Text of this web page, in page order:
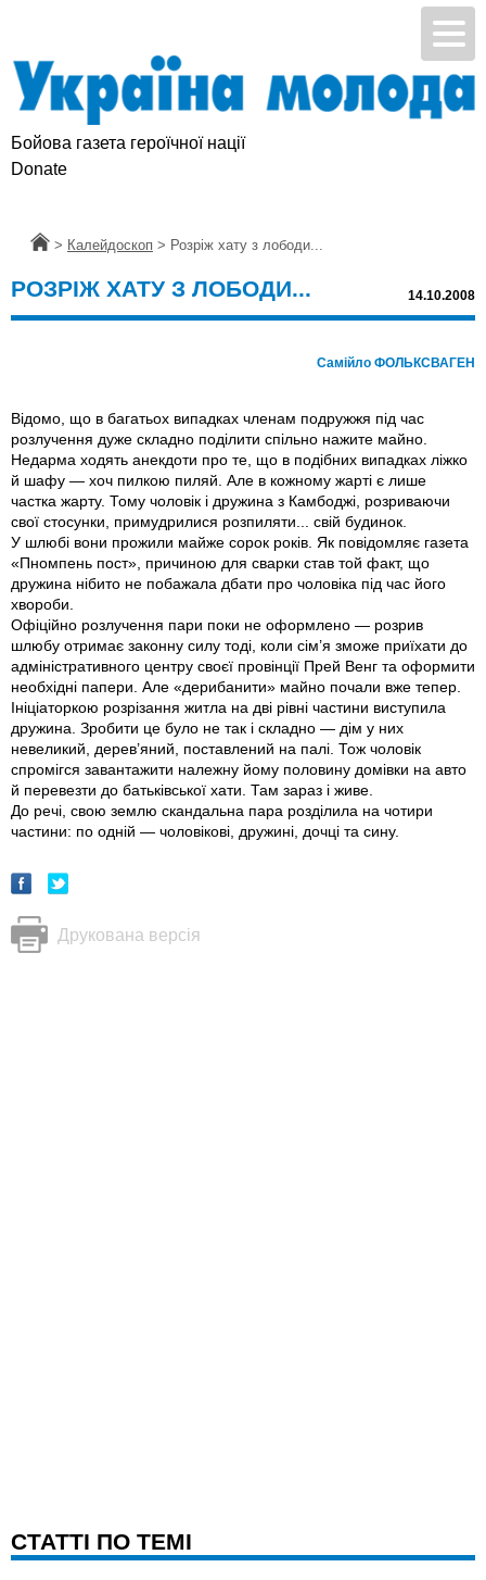
Бойова газета героїчної нації
Donate
Головна
> Калейдоскоп > Розріж хату з лободи...
РОЗРІЖ ХАТУ З ЛОБОДИ... 14.10.2008
Самійло ФОЛЬКСВАГЕН
Відомо, що в багатьох випадках членам подружжя під час
розлучення дуже складно поділити спільно нажите майно.
Недарма ходять анекдоти про те, що в подібних випадках ліжко
й шафу — хоч пилкою пиляй. Але в кожному жарті є лише
частка жарту. Тому чоловік і дружина з Камбоджі, розриваючи
свої стосунки, примудрилися розпиляти... свій будинок.
У шлюбі вони прожили майже сорок років. Як повідомляє газета
«Пномпень пост», причиною для сварки став той факт, що
дружина нібито не побажала дбати про чоловіка під час його
хвороби.
Офіційно розлучення пари поки не оформлено — розрив
шлюбу отримає законну силу тоді, коли сім’я зможе приїхати до
адміністративного центру своєї провінції Прей Венг та оформити
необхідні папери. Але «дерибанити» майно почали вже тепер.
Ініціаторкою розрізання житла на дві рівні частини виступила
дружина. Зробити це було не так і складно — дім у них
невеликий, дерев’яний, поставлений на палі. Тож чоловік
спромігся завантажити належну йому половину домівки на авто
й перевезти до батьківської хати. Там зараз і живе.
До речі, свою землю скандальна пара розділила на чотири
частини: по одній — чоловікові, дружині, дочці та сину.
Друкована версія
CТАТТІ ПО ТЕМІ